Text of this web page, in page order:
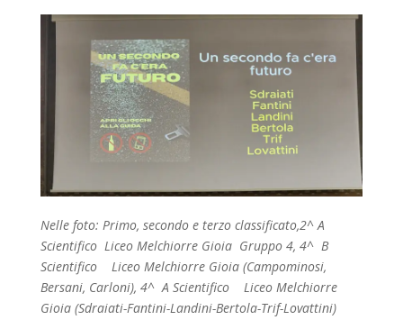
Nelle foto: Primo, secondo e terzo classificato,2^ A
Scientifico Liceo Melchiorre Gioia Gruppo 4, 4^ B
Scientifico Liceo Melchiorre Gioia (Campominosi,
Bersani, Carloni), 4^ A Scientifico Liceo Melchiorre
Gioia (Sdraiati-Fantini-Landini-Bertola-Trif-Lovattini)